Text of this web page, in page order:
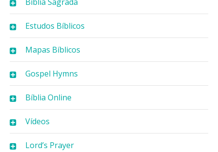
Estudos Bíblicos
Mapas Bíblicos
Gospel Hymns
Bíblia Online
Vídeos
Lord’s Prayer